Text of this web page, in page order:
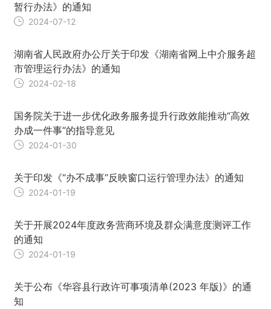
暂行办法》的通知
2024-07-12
湖南省人民政府办公厅关于印发《湖南省网上中介服务超
市管理运行办法》的通知
2024-02-18
国务院关于进一步优化政务服务提升行政效能推动“高效
办成一件事”的指导意见
2024-01-30
关于印发《“办不成事”反映窗口运行管理办法》的通知
2024-01-19
关于开展2024年度政务营商环境及群众满意度测评工作
的通知
2024-01-19
关于公布《华容县行政许可事项清单(2023 年版)》的通
知